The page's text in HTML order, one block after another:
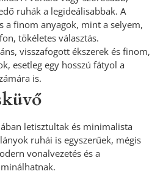
ruhák a legideálisabbak. A
a finom anyagok, mint a selyem,
tökéletes választás.
visszafogott ékszerek és finom,
esetleg egy hosszú fátyol a
is.
letisztultak és minimalista
ruhái is egyszerűek, mégis
vonalvezetés és a